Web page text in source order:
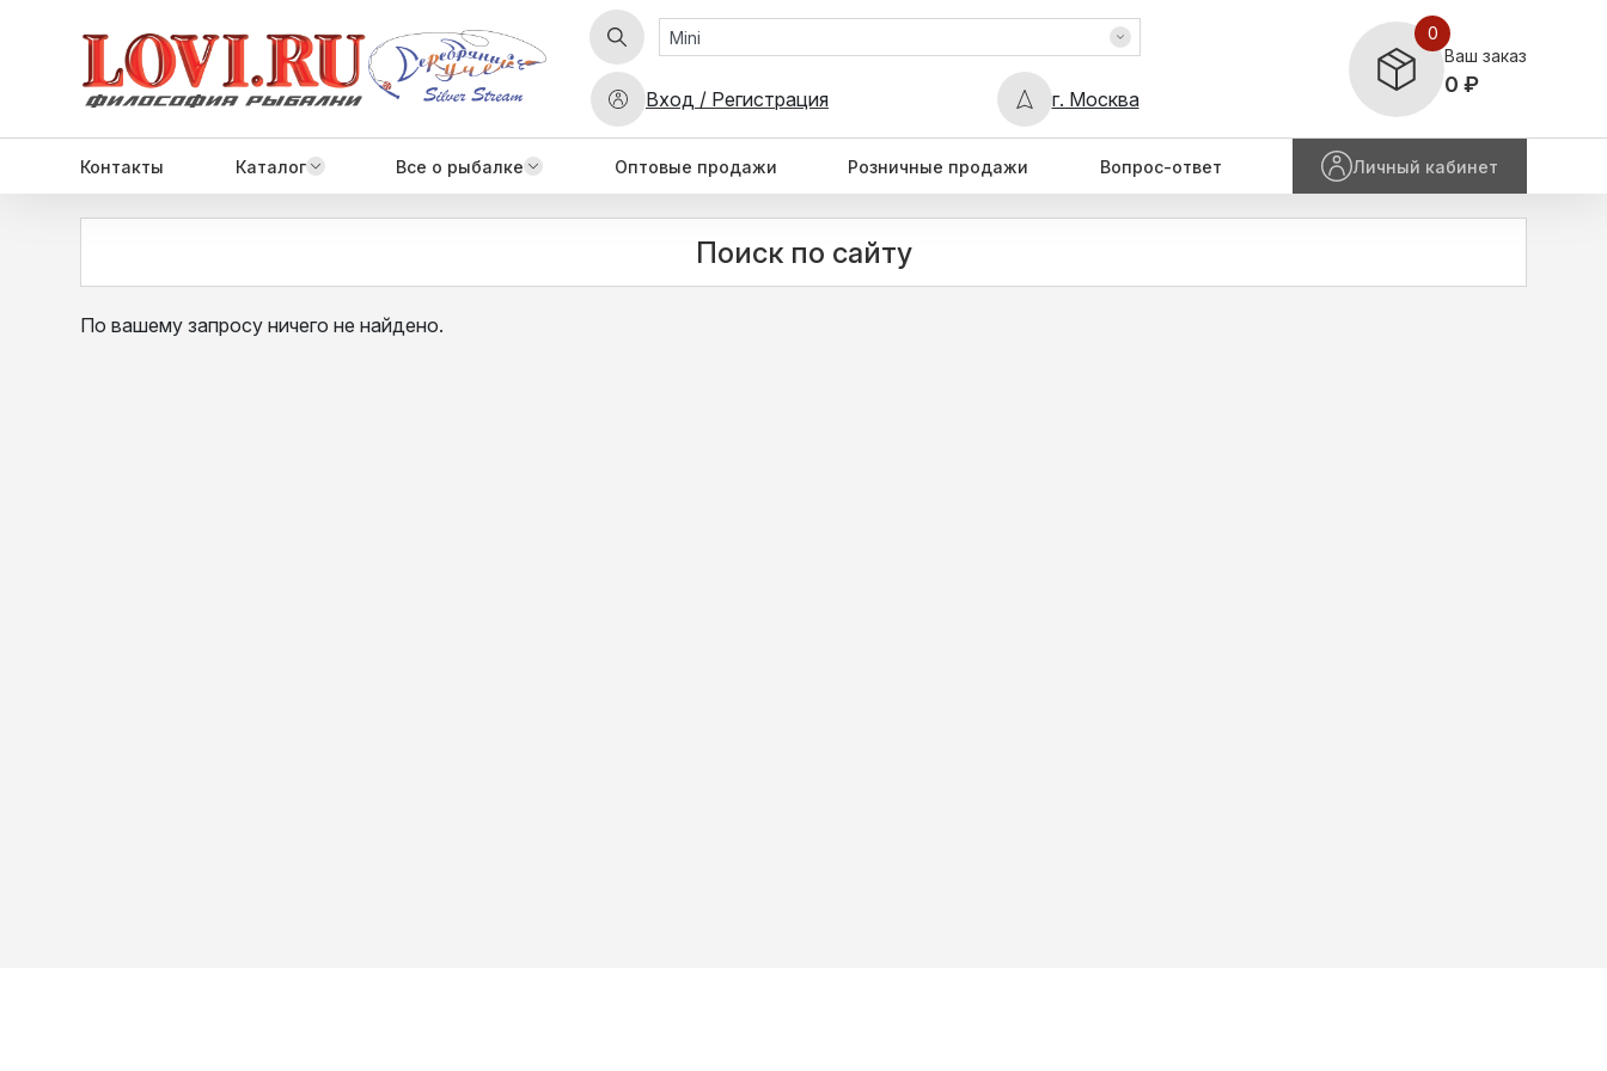
Вход / Регистрация г. Москва
0
Ваш заказ
0 ₽
Контакты Каталог Все о рыбалке Оптовые продажи Розничные продажи Вопрос-ответ Личный кабинет
Поиск по сайту
По вашему запросу ничего не найдено.